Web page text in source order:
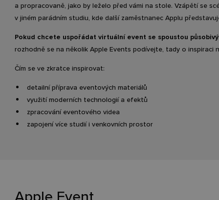
a propracovaně, jako by leželo před vámi na stole. Vzápětí se
v jiném parádním studiu, kde další zaměstnanec Applu
Pokud chcete uspořádat virtuální event se spoustou
rozhodně se na několik Apple Events podívejte, tady o inspiraci
Čím se ve zkratce inspirovat:
detailní příprava eventových materiálů
využití moderních technologií a efektů
zpracování eventového videa
zapojení více studií i venkovních prostor